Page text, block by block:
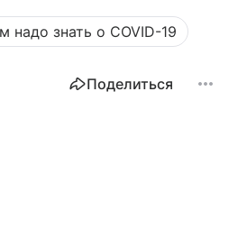
надо знать о COVID-19
Поделиться